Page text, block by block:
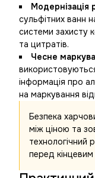
Модернізація
сульфітних ванн
системи захисту
та цитратів.
Чесне
інформація про
на маркування
Безпека
між ціною та
технологічний
перед